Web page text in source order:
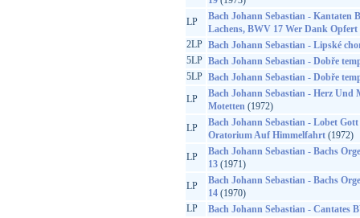
LP
Bach Johann Sebastian - Kantaten
Lachens, BWV 17 Wer Dank Opfert
2LP Bach Johann Sebastian - Lipské
5LP Bach Johann Sebastian - Dobře
5LP Bach Johann Sebastian - Dobře
LP
Bach Johann Sebastian - Herz
Motetten(1972)
LP
Bach Johann Sebastian - Lobet
Oratorium Auf Himmelfahrt(1972)
LP
Bach Johann Sebastian - Bachs
13(1971)
LP
Bach Johann Sebastian - Bachs
14(1970)
LP
Bach Johann Sebastian - Cantates